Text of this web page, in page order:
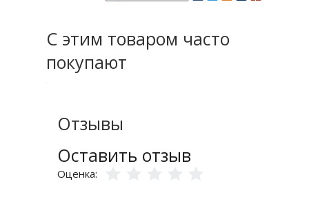
С этим товаром часто
покупают
Отзывы
Оставить отзыв
Оценка: